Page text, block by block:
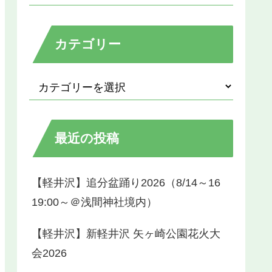
カテゴリー
最近の投稿
【軽井沢】追分盆踊り2026（8/14～16
19:00～＠浅間神社境内）
【軽井沢】新軽井沢 矢ヶ崎公園花火大
会2026